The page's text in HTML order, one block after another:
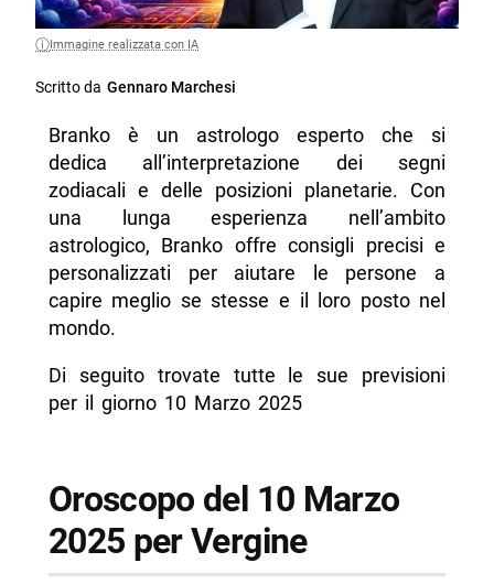
Immagine realizzata con IA
Scritto da Gennaro Marchesi
Branko è un astrologo esperto che si
dedica all’interpretazione dei segni
zodiacali e delle posizioni planetarie. Con
una lunga esperienza nell’ambito
astrologico, Branko offre consigli precisi e
personalizzati per aiutare le persone a
capire meglio se stesse e il loro posto nel
mondo.
Di seguito trovate tutte le sue previsioni
per il giorno 10 Marzo 2025
Oroscopo del 10 Marzo
2025 per Vergine